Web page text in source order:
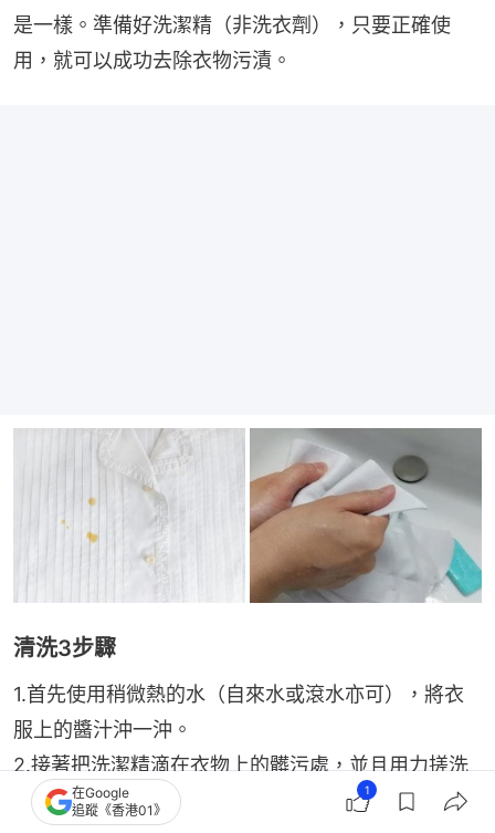
是一樣。準備好洗潔精（非洗衣劑），只要正確使
用，就可以成功去除衣物污漬。
清洗3步驟
1.首先使用稍微熱的水（自來水或滾水亦可），將衣
服上的醬汁沖一沖。
2.接著把洗潔精滴在衣物上的髒污處，並且用力搓洗
一番直至污漬消失，再沖洗乾淨。
在Google
追蹤《香港01》
1